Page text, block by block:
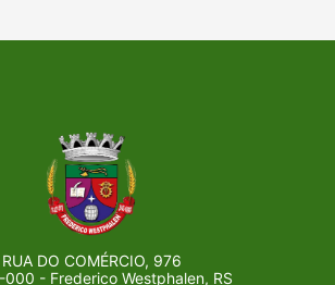
RUA DO COMÉRCIO, 976
- Frederico Westphalen, RS